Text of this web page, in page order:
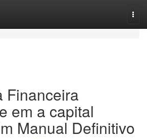
Financeira
em a capital
Manual Definitivo